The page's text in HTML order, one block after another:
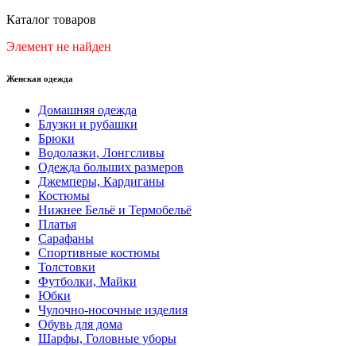
Каталог товаров
Элемент не найден
Женская одежда
Домашняя одежда
Блузки и рубашки
Брюки
Водолазки, Лонгсливы
Одежда больших размеров
Джемперы, Кардиганы
Костюмы
Нижнее Бельё и Термобельё
Платья
Сарафаны
Спортивные костюмы
Толстовки
Футболки, Майки
Юбки
Чулочно-носочные изделия
Обувь для дома
Шарфы, Головные уборы